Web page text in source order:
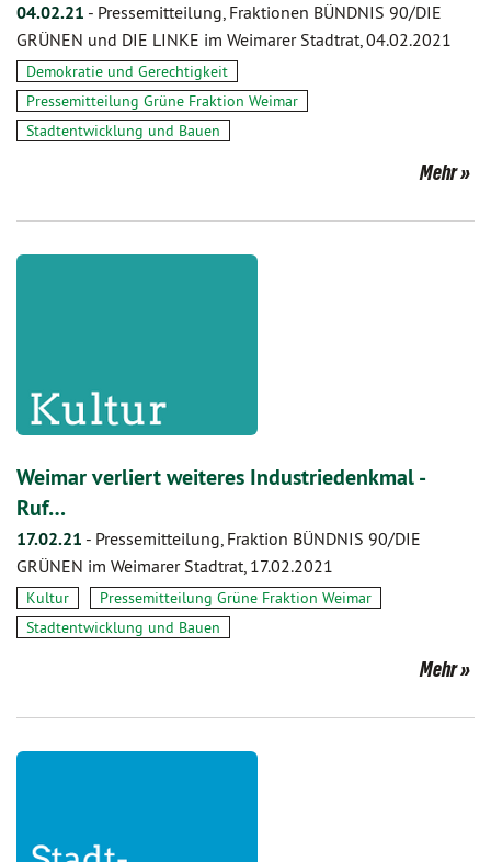
04.02.21 - Pressemitteilung, Fraktionen BÜNDNIS 90/DIE
GRÜNEN und DIE LINKE im Weimarer Stadtrat, 04.02.2021
Demokratie und Gerechtigkeit
Pressemitteilung Grüne Fraktion Weimar
Stadtentwicklung und Bauen
Mehr
Weimar verliert weiteres Industriedenkmal -
Ruf…
17.02.21 - Pressemitteilung, Fraktion BÜNDNIS 90/DIE
GRÜNEN im Weimarer Stadtrat, 17.02.2021
Kultur
Pressemitteilung Grüne Fraktion Weimar
Stadtentwicklung und Bauen
Mehr